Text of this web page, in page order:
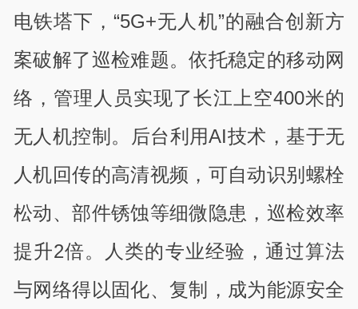
电铁塔下，“5G+无人机”的融合创新方
案破解了巡检难题。依托稳定的移动网
络，管理人员实现了长江上空400米的
无人机控制。后台利用AI技术，基于无
人机回传的高清视频，可自动识别螺栓
松动、部件锈蚀等细微隐患，巡检效率
提升2倍。人类的专业经验，通过算法
与网络得以固化、复制，成为能源安全